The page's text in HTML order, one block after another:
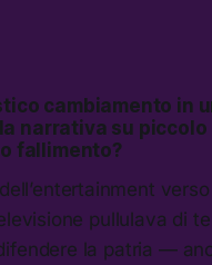
cambiamento in
narrativa su
fallimento?
pullulava di
la patria —